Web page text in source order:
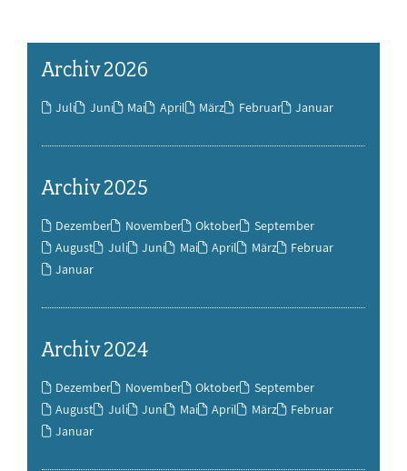
Archiv 2026
Juli Juni Mai April März Februar Januar
Archiv 2025
Dezember November Oktober
September
August
Juli Juni Mai April März
Februar
Januar
Archiv 2024
Dezember November Oktober
September
August
Juli Juni Mai April März
Februar
Januar